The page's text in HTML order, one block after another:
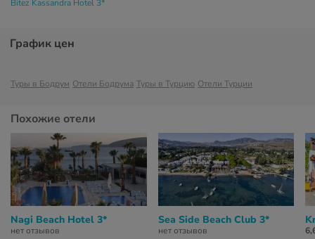
Bitez Kassandra Hotel 3*
График цен
Туры в Бодрум Отели Бодрума Туры в Турцию Отели Турции
Похожие отели
Nagi Beach Hotel 3*
нет отзывов
Sea Side Beach Club 3*
нет отзывов